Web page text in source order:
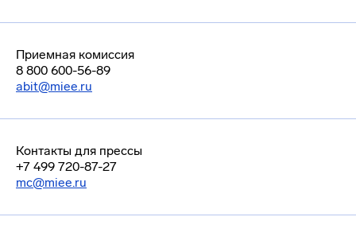
Приемная комиссия
8 800 600-56-89
abit@miee.ru
Контакты для прессы
+7 499 720-87-27
mc@miee.ru